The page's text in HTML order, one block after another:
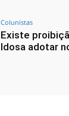
Colunistas
Existe
Idosa adotar